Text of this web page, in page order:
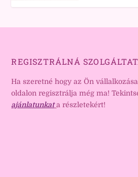
REGISZTRÁLNÁ
Ha szeretné hogy az Ön
oldalon regisztrálja még ma!
ajánlatunkat a részletekért!